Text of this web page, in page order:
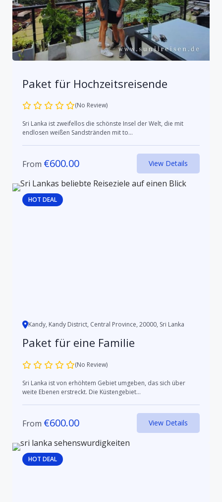
Paket für Hochzeitsreisende
(No Review)
Sri Lanka ist zweifellos die schönste Insel der Welt, die mit
endlosen weißen Sandstränden mit to...
From €600.00 View Details
HOT DEAL
Kandy, Kandy District, Central Province, 20000, Sri Lanka
Paket für eine Familie
(No Review)
Sri Lanka ist von erhöhtem Gebiet umgeben, das sich über
weite Ebenen erstreckt. Die Küstengebiet...
From €600.00 View Details
HOT DEAL